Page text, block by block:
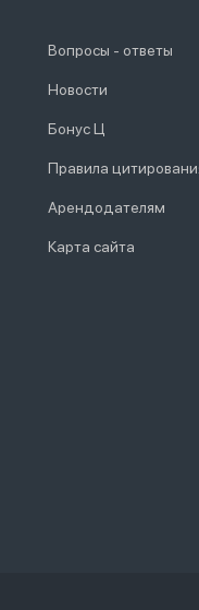
Вопросы - ответы
Новости
Бонус Ц
Правила
Арендодателям
Карта сайта